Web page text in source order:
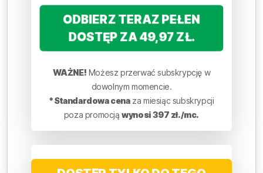
ODBIERZ TERAZ PEŁEN
DOSTĘP ZA 49,97 ZŁ.
WAŻNE! Możesz przerwać subskrypcję w
dowolnym momencie.
*Standardowa cenaza miesiąc subskrypcji
poza promocjąwynosi 397 zł./mc.